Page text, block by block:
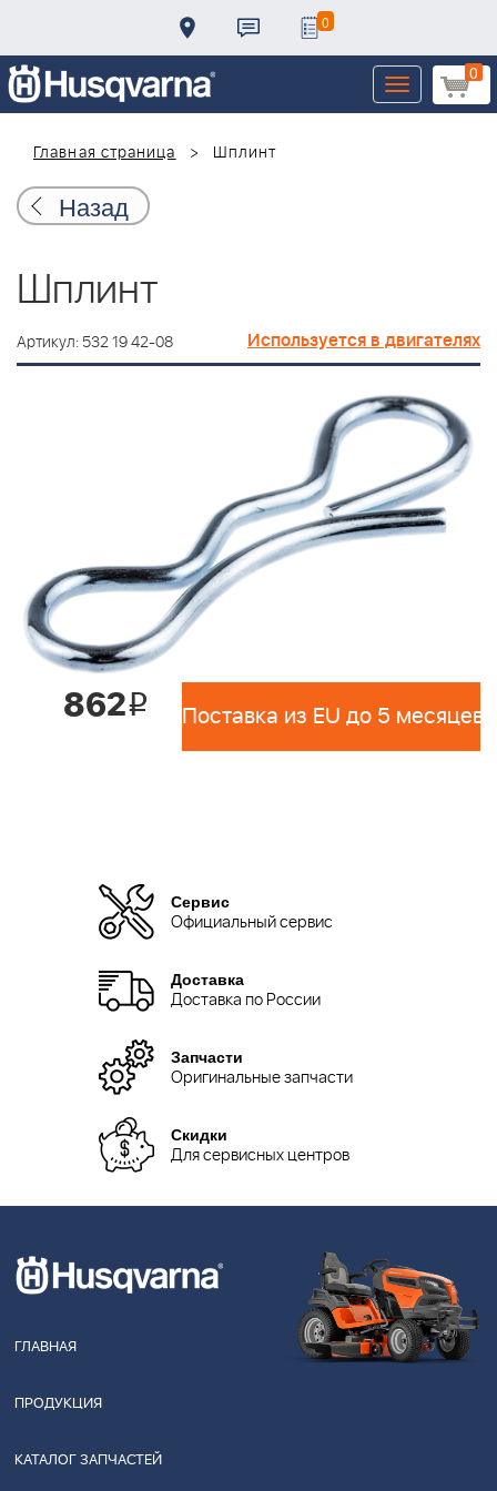
0
0
Toggle
navigation
Главная страница
Шплинт
Назад
Шплинт
Артикул: 532 19 42-08 Используется в двигателях
862i Поставка из EU до 5 месяцев
Сервис
Официальный сервис
Доставка
Доставка по России
Запчасти
Оригинальные запчасти
Скидки
Для сервисных центров
ГЛАВНАЯ
ПРОДУКЦИЯ
КАТАЛОГ ЗАПЧАСТЕЙ